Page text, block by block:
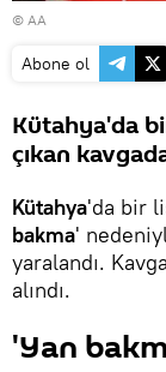
© AA
Abone ol
Kütahya'da
çıkan
Kütahya'da bir
bakma'
yaralandı.
alındı.
'Yan